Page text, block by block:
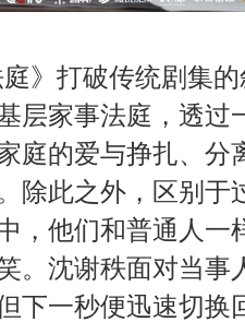
庭》打破传统剧集
层家事法庭，透
庭的爱与挣扎、分
除此之外，区别于
，他们和普通人一
。沈谢秩面对当事
下一秒便迅速切换